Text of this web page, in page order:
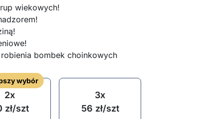
wiekowych!
bombek choinkowych
wybór
2x
zł/szt
3x
56 zł/szt